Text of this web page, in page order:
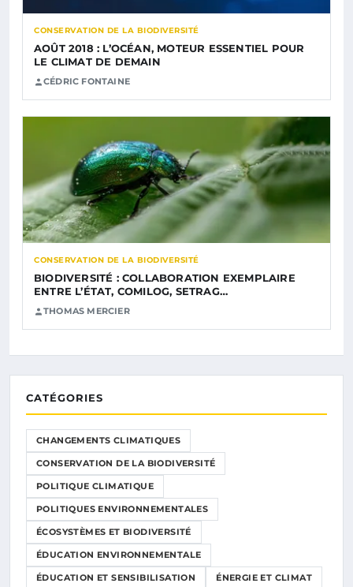
CONSERVATION DE LA BIODIVERSITÉ
AOÛT 2018 : L’OCÉAN, MOTEUR ESSENTIEL POUR
LE CLIMAT DE DEMAIN
CÉDRIC FONTAINE
CONSERVATION DE LA BIODIVERSITÉ
BIODIVERSITÉ : COLLABORATION EXEMPLAIRE
ENTRE L’ÉTAT, COMILOG, SETRAG…
THOMAS MERCIER
CATÉGORIES
CHANGEMENTS CLIMATIQUES
CONSERVATION DE LA BIODIVERSITÉ
POLITIQUE CLIMATIQUE
POLITIQUES ENVIRONNEMENTALES
ÉCOSYSTÈMES ET BIODIVERSITÉ
ÉDUCATION ENVIRONNEMENTALE
ÉDUCATION ET SENSIBILISATION ÉNERGIE ET CLIMAT